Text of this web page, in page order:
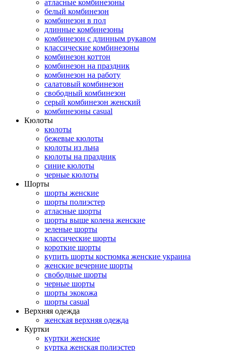
атласные комбинезоны
белый комбинезон
комбинезон в пол
длинные комбинезоны
комбинезон с длинным рукавом
классические комбинезоны
комбинезон коттон
комбинезон на праздник
комбинезон на работу
салатовый комбинезон
свободный комбинезон
серый комбинезон женский
комбинезоны casual
Кюлоты
кюлоты
бежевые кюлоты
кюлоты из льна
кюлоты на праздник
синие кюлоты
черные кюлоты
Шорты
шорты женские
шорты полиэстер
атласные шорты
шорты выше колена женские
зеленые шорты
классические шорты
короткие шорты
купить шорты костюмка женские украина
женские вечерние шорты
свободные шорты
черные шорты
шорты экокожа
шорты casual
Верхняя одежда
женская верхняя одежда
Куртки
куртки женские
куртка женская полиэстер